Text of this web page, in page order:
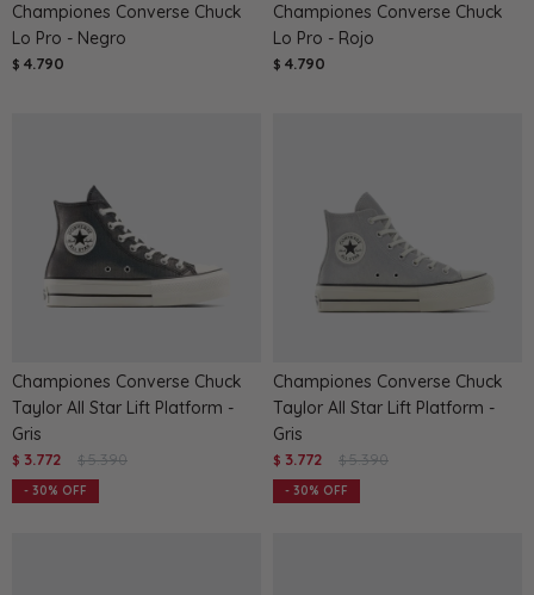
Championes Converse Chuck
Lo Pro - Negro
$ 4.790
Championes Converse Chuck
Lo Pro - Rojo
$ 4.790
Championes Converse Chuck
Taylor All Star Lift Platform -
Gris
$ 3.772 $ 5.390
30
Championes Converse Chuck
Taylor All Star Lift Platform -
Gris
$ 3.772 $ 5.390
30